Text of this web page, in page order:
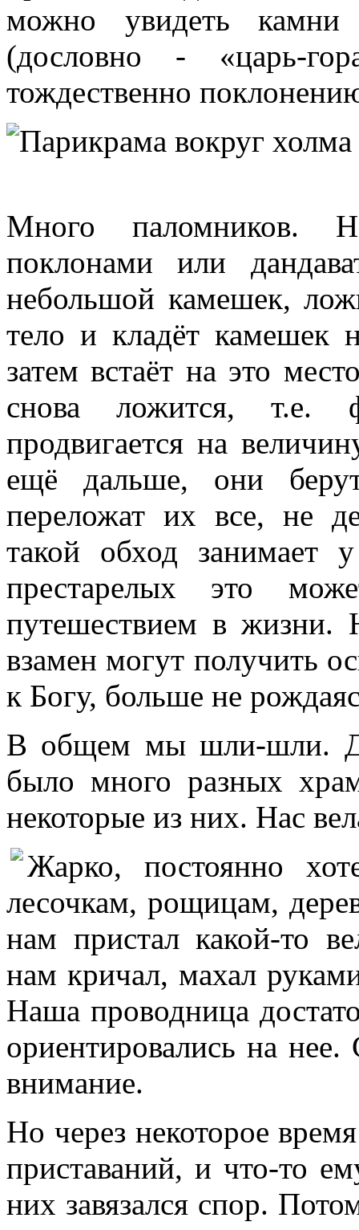
можно увидеть
(дословно - «царь-
тождественно
Много паломников.
поклонами или
небольшой камешек,
тело и кладёт камешек
затем встаёт на это
снова ложится, т.е.
продвигается на
ещё дальше, они
переложат их все, не
такой обход
престарелых это
путешествием в жизни.
взамен могут получить
к Богу, больше не
В общем мы шли-шли.
было много разных
некоторые из них. Нас
Жарко, постоянно
лесочкам, рощицам,
нам пристал какой-то
нам кричал, махал
Наша проводница
ориентировались на
внимание.
Но через некоторое
приставаний, и что-то
них завязался спор.